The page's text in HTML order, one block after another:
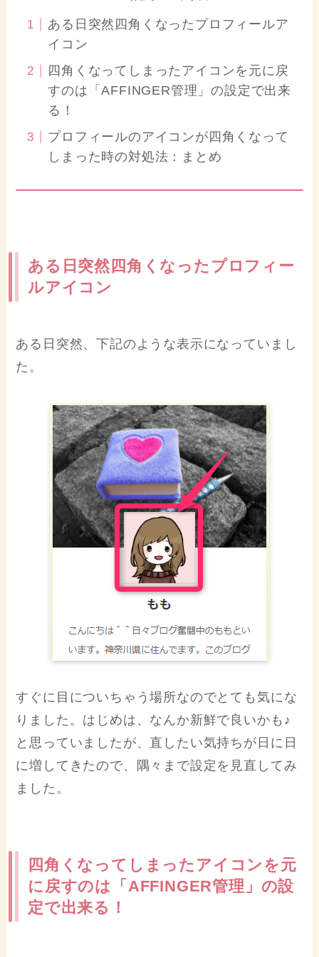
ある日突然四角くなったプロフィールア
イコン
四角くなってしまったアイコンを元に戻
すのは「AFFINGER管理」の設定で出来
る！
プロフィールのアイコンが四角くなって
しまった時の対処法：まとめ
ある日突然四角くなったプロフィー
ルアイコン
ある日突然、下記のような表示になっていまし
た。
すぐに目についちゃう場所なのでとても気にな
りました。はじめは、なんか新鮮で良いかも♪
と思っていましたが、直したい気持ちが日に日
に増してきたので、隅々まで設定を見直してみ
ました。
四角くなってしまったアイコンを元
に戻すのは「AFFINGER管理」の設
定で出来る！